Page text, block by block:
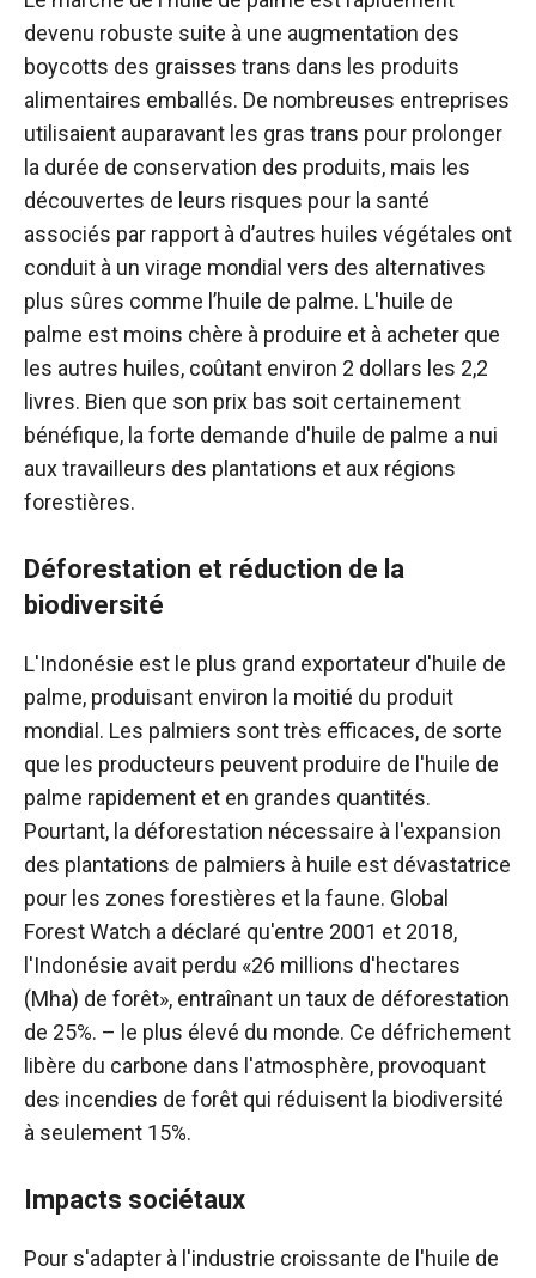
devenu robuste suite à une augmentation des
boycotts des graisses trans dans les produits
alimentaires emballés. De nombreuses entreprises
utilisaient auparavant les gras trans pour prolonger
la durée de conservation des produits, mais les
découvertes de leurs risques pour la santé
associés par rapport à d’autres huiles végétales ont
conduit à un virage mondial vers des alternatives
plus sûres comme l’huile de palme. L'huile de
palme est moins chère à produire et à acheter que
les autres huiles, coûtant environ 2 dollars les 2,2
livres. Bien que son prix bas soit certainement
bénéfique, la forte demande d'huile de palme a nui
aux travailleurs des plantations et aux régions
forestières.
Déforestation et réduction de la
biodiversité
L'Indonésie est le plus grand exportateur d'huile de
palme, produisant environ la moitié du produit
mondial. Les palmiers sont très efficaces, de sorte
que les producteurs peuvent produire de l'huile de
palme rapidement et en grandes quantités.
Pourtant, la déforestation nécessaire à l'expansion
des plantations de palmiers à huile est dévastatrice
pour les zones forestières et la faune. Global
Forest Watch a déclaré qu'entre 2001 et 2018,
l'Indonésie avait perdu «26 millions d'hectares
(Mha) de forêt», entraînant un taux de déforestation
de 25%. – le plus élevé du monde. Ce défrichement
libère du carbone dans l'atmosphère, provoquant
des incendies de forêt qui réduisent la biodiversité
à seulement 15%.
Impacts sociétaux
Pour s'adapter à l'industrie croissante de l'huile de